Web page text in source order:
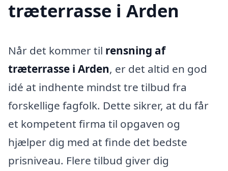
træterrasse i Arden
Når det kommer til rensning af
træterrasse i Arden, er det altid en god
idé at indhente mindst tre tilbud fra
forskellige fagfolk. Dette sikrer, at du får
et kompetent firma til opgaven og
hjælper dig med at finde det bedste
prisniveau. Flere tilbud giver dig